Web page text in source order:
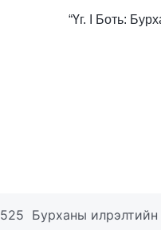
“Үг. I Боть:
525 Бурханы илрэлтийн